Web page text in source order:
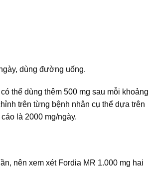
dùng đường uống.
thể dùng thêm 500 mg sau mỗi khoảng
trên từng bệnh nhân cụ thể dựa trên
là 2000 mg/ngày.
nên xem xét Fordia MR 1.000 mg hai